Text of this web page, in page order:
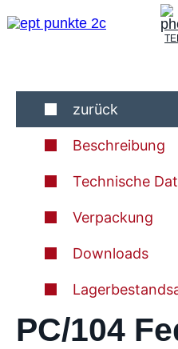
zurück
Beschreibung
Technische
Verpackung
Downloads
PC/104